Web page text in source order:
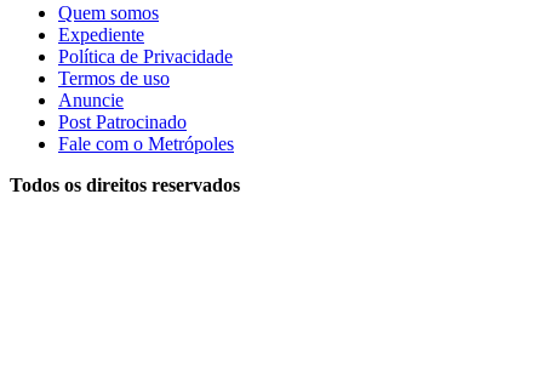
Quem somos
Expediente
Política de Privacidade
Termos de uso
Anuncie
Post Patrocinado
Fale com o Metrópoles
Todos os direitos reservados